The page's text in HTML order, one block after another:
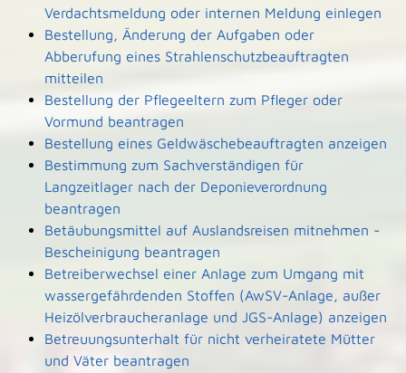
Verdachtsmeldung oder internen Meldung einlegen
Bestellung, Änderung der Aufgaben oder
Abberufung eines Strahlenschutzbeauftragten
mitteilen
Bestellung der Pflegeeltern zum Pfleger oder
Vormund beantragen
Bestellung eines Geldwäschebeauftragten anzeigen
Bestimmung zum Sachverständigen für
Langzeitlager nach der Deponieverordnung
beantragen
Betäubungsmittel auf Auslandsreisen mitnehmen -
Bescheinigung beantragen
Betreiberwechsel einer Anlage zum Umgang mit
wassergefährdenden Stoffen (AwSV-Anlage, außer
Heizölverbraucheranlage und JGS-Anlage) anzeigen
Betreuungsunterhalt für nicht verheiratete Mütter
und Väter beantragen